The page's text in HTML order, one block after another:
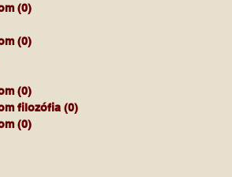
(0)
(0)
(0)
filozófia (0)
(0)